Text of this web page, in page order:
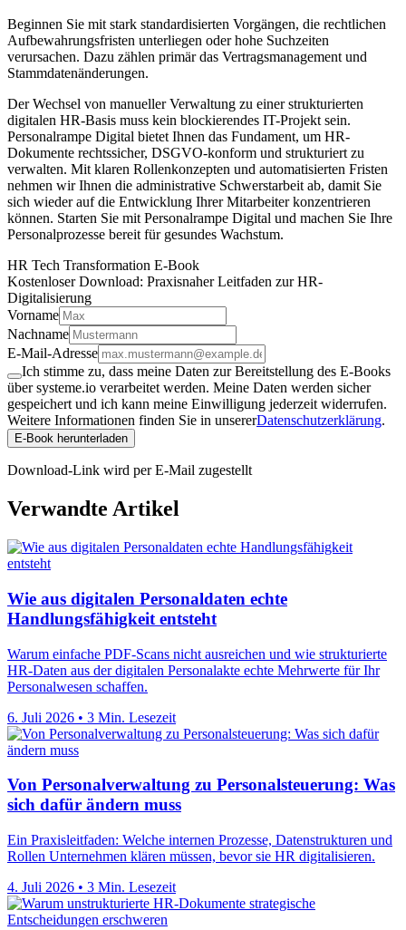
Beginnen Sie mit stark standardisierten Vorgängen, die rechtlichen
Aufbewahrungsfristen unterliegen oder hohe Suchzeiten
verursachen. Dazu zählen primär das Vertragsmanagement und
Stammdatenänderungen.
Der Wechsel von manueller Verwaltung zu einer strukturierten
digitalen HR-Basis muss kein blockierendes IT-Projekt sein.
Personalrampe Digital bietet Ihnen das Fundament, um HR-
Dokumente rechtssicher, DSGVO-konform und strukturiert zu
verwalten. Mit klaren Rollenkonzepten und automatisierten Fristen
nehmen wir Ihnen die administrative Schwerstarbeit ab, damit Sie
sich wieder auf die Entwicklung Ihrer Mitarbeiter konzentrieren
können. Starten Sie mit Personalrampe Digital und machen Sie Ihre
Personalprozesse bereit für gesundes Wachstum.
HR Tech Transformation E-Book
Kostenloser Download: Praxisnaher Leitfaden zur HR-
Digitalisierung
Vorname
Nachname
E-Mail-Adresse
Ich stimme zu, dass meine Daten zur Bereitstellung des E-Books
über systeme.io verarbeitet werden. Meine Daten werden sicher
gespeichert und ich kann meine Einwilligung jederzeit widerrufen.
Weitere Informationen finden Sie in unsererDatenschutzerklärung.
E-Book herunterladen
Download-Link wird per E-Mail zugestellt
Verwandte Artikel
Wie aus digitalen Personaldaten echte
Handlungsfähigkeit entsteht
Warum einfache PDF-Scans nicht ausreichen und wie strukturierte
HR-Daten aus der digitalen Personalakte echte Mehrwerte für Ihr
Personalwesen schaffen.
6. Juli 2026 • 3 Min. Lesezeit
Von Personalverwaltung zu Personalsteuerung: Was
sich dafür ändern muss
Ein Praxisleitfaden: Welche internen Prozesse, Datenstrukturen und
Rollen Unternehmen klären müssen, bevor sie HR digitalisieren.
4. Juli 2026 • 3 Min. Lesezeit